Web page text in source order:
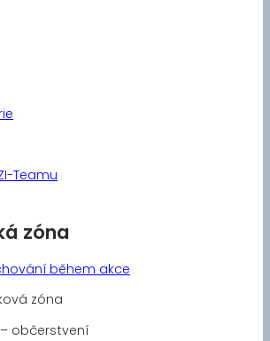
Teamu
zóna
během akce
zóna
občerstvení